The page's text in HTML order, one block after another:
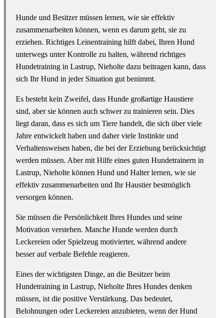
Hunde und Besitzer müssen lernen, wie sie effektiv
zusammenarbeiten können, wenn es darum geht, sie zu
erziehen. Richtiges Leinentraining hilft dabei, Ihren Hund
unterwegs unter Kontrolle zu halten, während richtiges
Hundetraining in Lastrup, Nieholte dazu beitragen kann, dass
sich Ihr Hund in jeder Situation gut benimmt.
Es besteht kein Zweifel, dass Hunde großartige Haustiere
sind, aber sie können auch schwer zu trainieren sein. Dies
liegt daran, dass es sich um Tiere handelt, die sich über viele
Jahre entwickelt haben und daher viele Instinkte und
Verhaltensweisen haben, die bei der Erziehung berücksichtigt
werden müssen. Aber mit Hilfe eines guten Hundetrainern in
Lastrup, Nieholte können Hund und Halter lernen, wie sie
effektiv zusammenarbeiten und Ihr Haustier bestmöglich
versorgen können.
Sie müssen die Persönlichkeit Ihres Hundes und seine
Motivation verstehen. Manche Hunde werden durch
Leckereien oder Spielzeug motivierter, während andere
besser auf verbale Befehle reagieren.
Eines der wichtigsten Dinge, an die Besitzer beim
Hundetraining in Lastrup, Nieholte Ihres Hundes denken
müssen, ist die positive Verstärkung. Das bedeutet,
Belohnungen oder Leckereien anzubieten, wenn der Hund